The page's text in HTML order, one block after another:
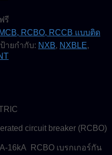
รี
MCB, RCBO, RCCB แบบติด
ป้ายกำกับ: NXB, NXBLE,
circuit breaker (RCBO)
16kA RCBO เบรกเกอร์กัน